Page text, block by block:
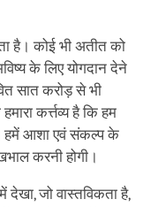
है। कोई भी अतीत को
के लिए योगदान देने
सात करोड़ से भी
कर्त्तव्य है कि हम
हमें आशा एवं संकल्प के
करनी होगी।
देखा, जो वास्तविकता है,